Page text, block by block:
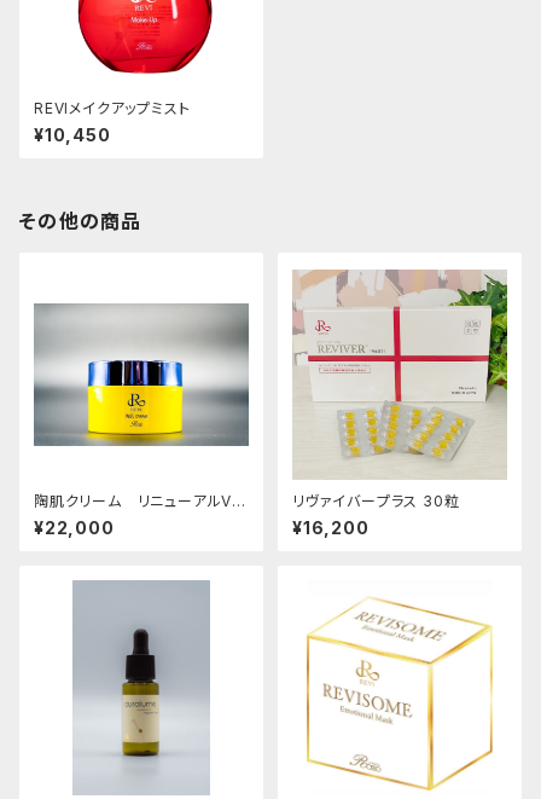
REVIメイクアップミスト
¥10,450
その他の商品
陶肌クリーム リニューアルVe
r.
¥22,000
リヴァイバープラス 30粒
¥16,200